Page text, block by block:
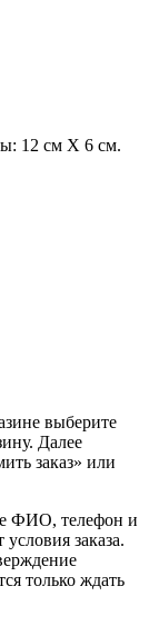
12 см Х 6 см.
выберите
Далее
заказ» или
ФИО, телефон и
заказа.
только ждать